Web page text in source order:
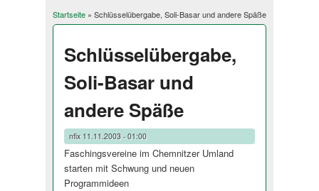
Sie sind hier
Startseite» Schlüsselübergabe, Soli-Basar und andere Späße
Schlüsselübergabe,
Soli-Basar und
andere Späße
nfix11.11.2003 - 01:00
Faschingsvereine im Chemnitzer Umland
starten mit Schwung und neuen
Programmideen